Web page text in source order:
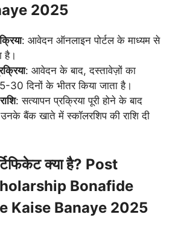
2025
: आवेदन ऑनलाइन पोर्टल के माध्यम से
है।
: आवेदन के बाद, दस्तावेज़ों का
30 दिनों के भीतर किया जाता है।
: सत्यापन प्रक्रिया पूरी होने के बाद
उनके बैंक खाते में स्कॉलरशिप की राशि दी
क्या है? Post
Bonafide
Kaise Banaye 2025